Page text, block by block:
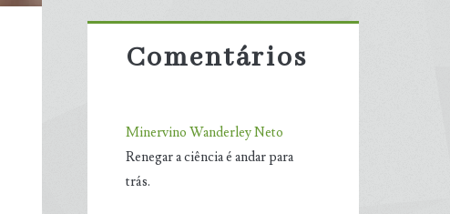
Comentários
Minervino Wanderley Neto
Renegar a ciência é andar para
trás.